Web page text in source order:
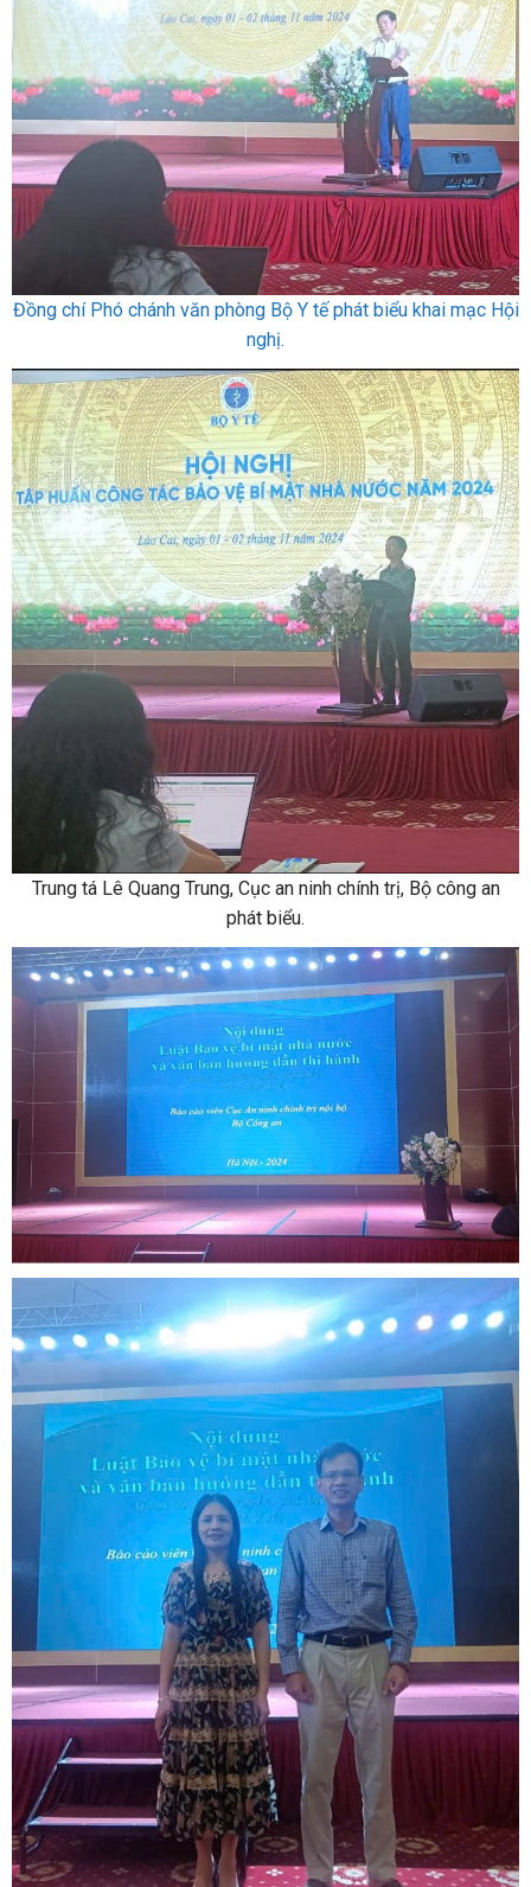
Đồng chí Phó chánh văn phòng Bộ Y tế phát biểu khai mạc Hội
nghị.
Trung tá Lê Quang Trung, Cục an ninh chính trị, Bộ công an
phát biểu.